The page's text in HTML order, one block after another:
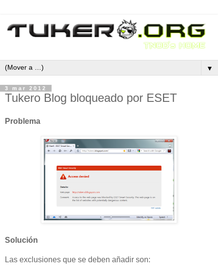
▼
3 mar 2012
Tukero Blog bloqueado por ESET
Problema
Solución
Las exclusiones que se deben añadir son: